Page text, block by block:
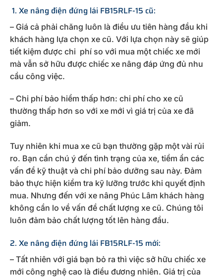
1. Xe nâng điện đứng lái FB15RLF-15 cũ:
– Giá cả phải chăng luôn là điều ưu tiên hàng đầu khi
khách hàng lựa chọn xe cũ. Với lựa chọn này sẽ giúp
tiết kiệm được chi phí so với mua một chiếc xe mới
mà vẫn sở hữu được chiếc xe nâng đáp ứng đủ nhu
cầu công việc.
– Chi phí bảo hiểm thấp hơn: chi phí cho xe cũ
thường thấp hơn so với xe mới vì giá trị của xe đã
giảm.
Tuy nhiên khi mua xe cũ bạn thường gặp một vài rủi
ro. Bạn cần chú ý đến tình trạng của xe, tiềm ẩn các
vấn đề kỹ thuật và chi phí bảo dưỡng sau này. Đảm
bảo thực hiện kiểm tra kỹ lưỡng trước khi quyết định
mua. Nhưng đến với xe nâng Phúc Lâm khách hàng
không cần lo về vấn đề chất lượng xe cũ. Chúng tôi
luôn đảm bảo chất lượng tốt lên hàng đầu.
2. Xe nâng điện đứng lái FB15RLF-15 mới:
– Tất nhiên với giá bạn bỏ ra thì việc sở hữu chiếc xe
mới công nghệ cao là điều đương nhiên. Giá trị của